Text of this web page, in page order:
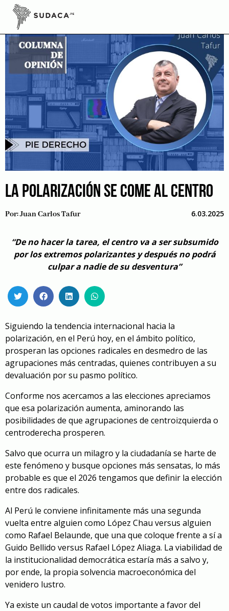
Skip
content
LA POLARIZACIÓN SE COME AL CENTRO
Por:Juan Carlos Tafur 6.03.2025
“De no hacer la tarea, el centro va a ser subsumido
por los extremos polarizantes y después no podrá
culpar a nadie de su desventura”
Siguiendo la tendencia internacional hacia la
polarización, en el Perú hoy, en el ámbito político,
prosperan las opciones radicales en desmedro de las
agrupaciones más centradas, quienes contribuyen a su
devaluación por su pasmo político.
Conforme nos acercamos a las elecciones apreciamos
que esa polarización aumenta, aminorando las
posibilidades de que agrupaciones de centroizquierda o
centroderecha prosperen.
Salvo que ocurra un milagro y la ciudadanía se harte de
este fenómeno y busque opciones más sensatas, lo más
probable es que el 2026 tengamos que definir la elección
entre dos radicales.
Al Perú le conviene infinitamente más una segunda
vuelta entre alguien como López Chau versus alguien
como Rafael Belaunde, que una que coloque frente a sí a
Guido Bellido versus Rafael López Aliaga. La viabilidad de
la institucionalidad democrática estaría más a salvo y,
por ende, la propia solvencia macroeconómica del
venidero lustro.
Ya existe un caudal de votos importante a favor del